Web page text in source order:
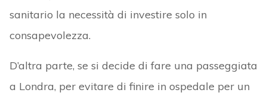
sanitario la necessità di investire solo in
consapevolezza.
D’altra parte, se si decide di fare una passeggiata
a Londra, per evitare di finire in ospedale per un